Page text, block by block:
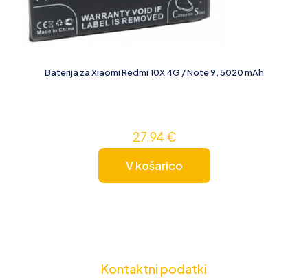
Baterija za Xiaomi Redmi 10X 4G / Note 9, 5020 mAh
27,94 €
V košarico
Kontaktni podatki